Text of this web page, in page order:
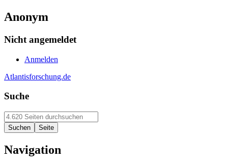
Anonym
Nicht angemeldet
Anmelden
Atlantisforschung.de
Suche
Navigation